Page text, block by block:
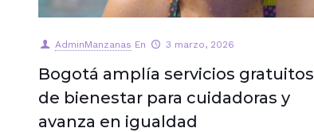
AdminManzanas En 3 marzo, 2026
Bogotá amplía servicios gratuitos
de bienestar para cuidadoras y
avanza en igualdad